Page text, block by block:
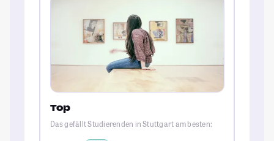
Top
Das gefällt Studierenden in Stuttgart am besten: